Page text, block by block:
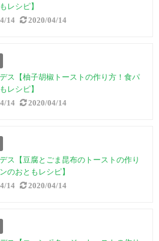
レシピ】
14 2020/04/14
ス【柚子胡椒トーストの作り方！食パ
レシピ】
14 2020/04/14
ス【豆腐とごま昆布のトーストの作り
のおともレシピ】
14 2020/04/14